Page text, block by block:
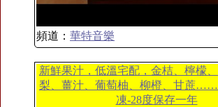
頻道： 華特音樂
新鮮果汁，低溫宅配，金桔、檸檬
梨、薑汁、葡萄柚、柳橙、甘蔗
凍-28度保存一年